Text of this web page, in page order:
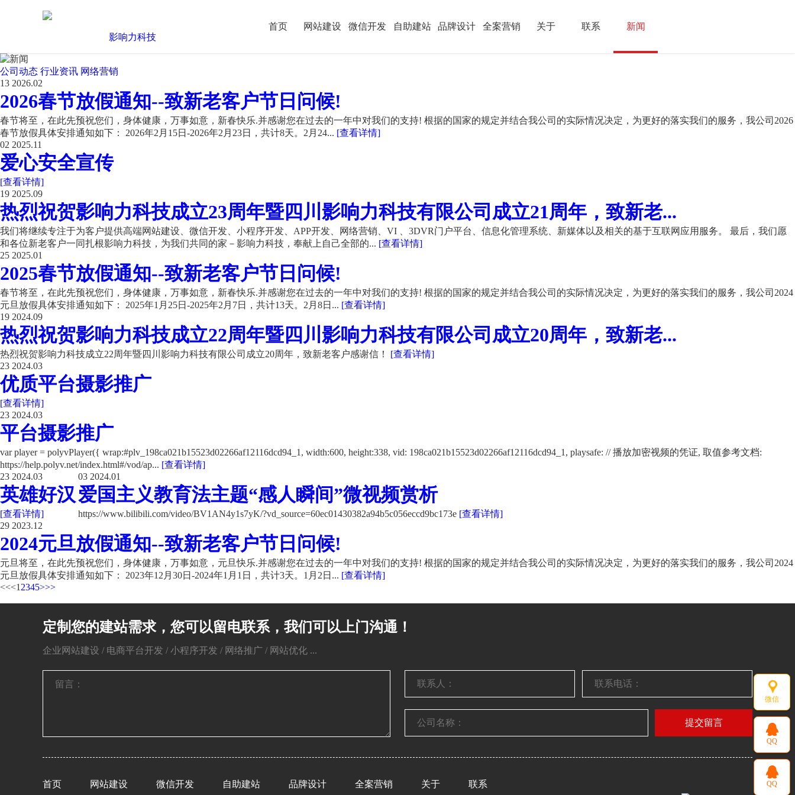
首页 网站建设 微信开发 自助建站 品牌设计 全案营销 关于 联系 新闻
公司动态 行业资讯 网络营销
13 2026.02
2026春节放假通知--致新老客户节日问候!
春节将至，在此先预祝您们，身体健康，万事如意，新春快乐.并感谢您在过去的一年中对我们的支持! 根据的国家的规定并结合我公司的实际情况决定，为更好的落实我们的服务，我公司2026
春节放假具体安排通知如下： 2026年2月15日-2026年2月23日，共计8天。2月24... [查看详情]
02 2025.11
爱心安全宣传
[查看详情]
19 2025.09
热烈祝贺影响力科技成立23周年暨四川影响力科技有限公司成立21周年，致新老...
我们将继续专注于为客户提供高端网站建设、微信开发、小程序开发、APP开发、网络营销、VI 、3DVR门户平台、信息化管理系统、新媒体以及相关的基于互联网应用服务。 最后，我们愿
和各位新老客户一同扎根影响力科技，为我们共同的家－影响力科技，奉献上自己全部的... [查看详情]
25 2025.01
2025春节放假通知--致新老客户节日问候!
春节将至，在此先预祝您们，身体健康，万事如意，新春快乐.并感谢您在过去的一年中对我们的支持! 根据的国家的规定并结合我公司的实际情况决定，为更好的落实我们的服务，我公司2024
元旦放假具体安排通知如下： 2025年1月25日-2025年2月7日，共计13天。2月8日... [查看详情]
19 2024.09
热烈祝贺影响力科技成立22周年暨四川影响力科技有限公司成立20周年，致新老...
热烈祝贺影响力科技成立22周年暨四川影响力科技有限公司成立20周年，致新老客户感谢信！ [查看详情]
23 2024.03
优质平台摄影推广
[查看详情]
23 2024.03
平台摄影推广
var player = polyvPlayer({ wrap:#plv_198ca021b15523d02266af12116dcd94_1, width:600, height:338, vid: 198ca021b15523d02266af12116dcd94_1, playsafe: // 播放加密视频的凭证, 取值参考文档:
https://help.polyv.net/index.html#/vod/ap... [查看详情]
23 2024.03
英雄好汉
[查看详情]
03 2024.01
爱国主义教育法主题“感人瞬间”微视频赏析
https://www.bilibili.com/video/BV1AN4y1s7yK/?vd_source=60ec01430382a94b5c056eccd9bc173e [查看详情]
29 2023.12
2024元旦放假通知--致新老客户节日问候!
元旦将至，在此先预祝您们，身体健康，万事如意，元旦快乐.并感谢您在过去的一年中对我们的支持! 根据的国家的规定并结合我公司的实际情况决定，为更好的落实我们的服务，我公司2024
元旦放假具体安排通知如下： 2023年12月30日-2024年1月1日，共计3天。1月2日... [查看详情]
<<<1 2345>>>
定制您的建站需求，您可以留电联系，我们可以上门沟通！
企业网站建设 / 电商平台开发 / 小程序开发 / 网络推广 / 网站优化 ...
提交留言
首页 网站建设 微信开发 自助建站 品牌设计 全案营销 关于 联系
QQ
QQ
微信